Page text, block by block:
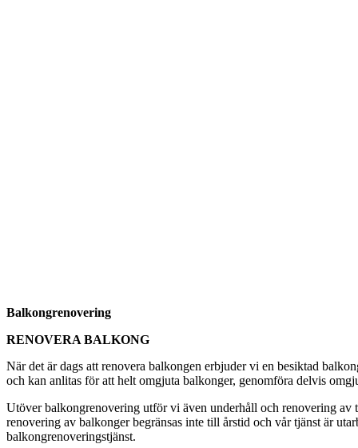
Balkongrenovering
RENOVERA BALKONG
När det är dags att renovera balkongen erbjuder vi en besiktad
och kan anlitas för att helt omgjuta balkonger, genomföra delvis
Utöver balkongrenovering utför vi även underhåll och renovering av
renovering av balkonger begränsas inte till årstid och vår tjänst är
balkongrenoveringstjänst.